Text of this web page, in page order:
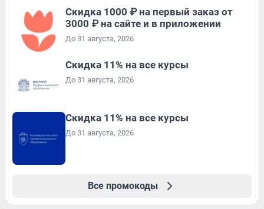
Скидка 1000 ₽ на первый заказ от
3000 ₽ на сайте и в приложении
До 31 августа, 2026
Скидка 11% на все курсы
До 31 августа, 2026
Скидка 11% на все курсы
До 31 августа, 2026
Все промокоды